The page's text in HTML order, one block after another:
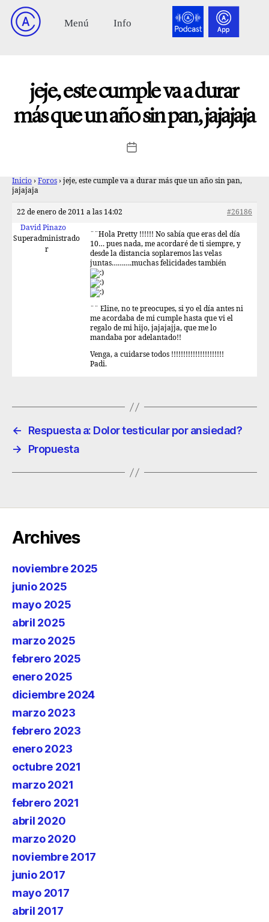
jeje, este cumple va a durar
más que un año sin pan, jajajaja
Inicio › Foros › jeje, este cumple va a durar más que un año sin pan,
jajajaja
22 de enero de 2011 a las 14:02
#26186
David Pinazo
Superadministrado
r
¨¨Hola Pretty !!!!!! No sabía que eras del día
10… pues nada, me acordaré de ti siempre, y
desde la distancia soplaremos las velas
juntas……….muchas felicidades también
¨¨ Eline, no te preocupes, si yo el día antes ni
me acordaba de mi cumple hasta que vi el
regalo de mi hijo, jajajajja, que me lo
mandaba por adelantado!!
Venga, a cuidarse todos !!!!!!!!!!!!!!!!!!!!!!
Padi.
←
Respuesta a: Dolor testicular por ansiedad?
→
Propuesta
Archives
noviembre 2025
junio 2025
mayo 2025
abril 2025
marzo 2025
febrero 2025
enero 2025
diciembre 2024
marzo 2023
febrero 2023
enero 2023
octubre 2021
marzo 2021
febrero 2021
abril 2020
marzo 2020
noviembre 2017
junio 2017
mayo 2017
abril 2017